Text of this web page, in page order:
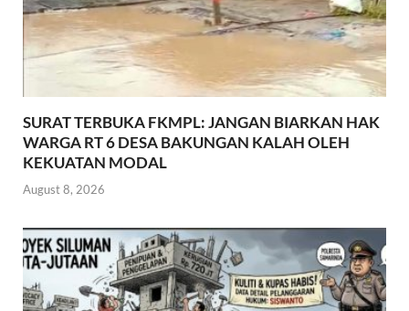
SURAT TERBUKA FKMPL: JANGAN BIARKAN HAK
WARGA RT 6 DESA BAKUNGAN KALAH OLEH
KEKUATAN MODAL
August 8, 2026